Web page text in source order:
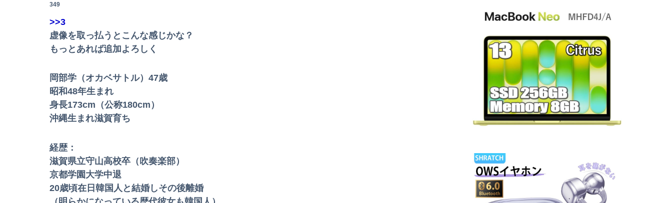
【朗報】伊藤百花のライバルになりそうな大物？がAKB48 22期生に加入する模様？【花城舞】
連れて行かれた
【公開処刑】右３が強すぎて周りがモブにしか見えない女子の集団ｗｗｗｗ 【Pickup05153411】
【動画】走り屋が先行のスクーターに猛スピードで突っ込む事故。
349
>>3
虚像を取っ払うとこんな感じかな？
もっとあれば追加よろしく
岡部学（オカベサトル）47歳
昭和48年生まれ
身長173cm（公称180cm）
沖縄生まれ滋賀育ち
経歴：
滋賀県立守山高校卒（吹奏楽部）
京都学園大学中退
20歳頃在日韓国人と結婚しその後離婚